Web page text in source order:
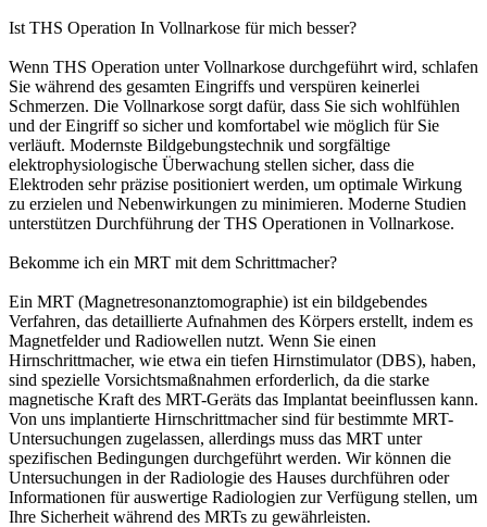
Ist THS Operation In Vollnarkose für mich besser?
Wenn THS Operation unter Vollnarkose durchgeführt wird, schlafen
Sie während des gesamten Eingriffs und verspüren keinerlei
Schmerzen. Die Vollnarkose sorgt dafür, dass Sie sich wohlfühlen
und der Eingriff so sicher und komfortabel wie möglich für Sie
verläuft. Modernste Bildgebungstechnik und sorgfältige
elektrophysiologische Überwachung stellen sicher, dass die
Elektroden sehr präzise positioniert werden, um optimale Wirkung
zu erzielen und Nebenwirkungen zu minimieren. Moderne Studien
unterstützen Durchführung der THS Operationen in Vollnarkose.
Bekomme ich ein MRT mit dem Schrittmacher?
Ein MRT (Magnetresonanztomographie) ist ein bildgebendes
Verfahren, das detaillierte Aufnahmen des Körpers erstellt, indem es
Magnetfelder und Radiowellen nutzt. Wenn Sie einen
Hirnschrittmacher, wie etwa ein tiefen Hirnstimulator (DBS), haben,
sind spezielle Vorsichtsmaßnahmen erforderlich, da die starke
magnetische Kraft des MRT-Geräts das Implantat beeinflussen kann.
Von uns implantierte Hirnschrittmacher sind für bestimmte MRT-
Untersuchungen zugelassen, allerdings muss das MRT unter
spezifischen Bedingungen durchgeführt werden. Wir können die
Untersuchungen in der Radiologie des Hauses durchführen oder
Informationen für auswertige Radiologien zur Verfügung stellen, um
Ihre Sicherheit während des MRTs zu gewährleisten.